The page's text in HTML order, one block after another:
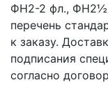
ФН2-2 фл.,
перечень
к заказу.
подписания
согласно